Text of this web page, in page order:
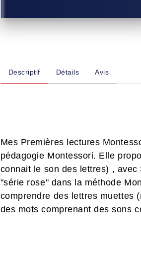
Descriptif Détails Avis
Mes Premières lectures
pédagogie Montessori. Elle
connait le son des lettres) ,
"série rose" dans la méthode
comprendre des lettres muettes
des mots comprenant des sons